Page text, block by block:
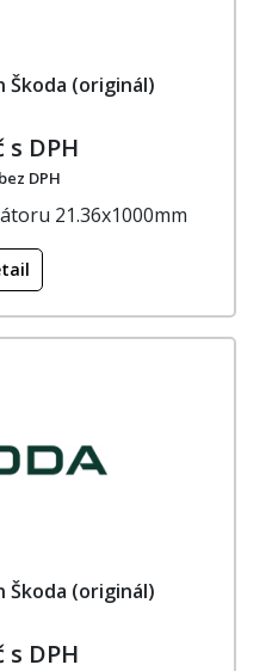
Škoda (originál)
s DPH
DPH
21.36x1000mm
Škoda (originál)
s DPH